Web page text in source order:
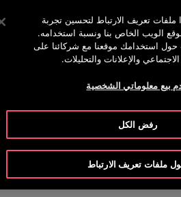
إبحث القائمة
Otis Terms of Use
تعريف الارتباط لتحسين تجربة
الويب الخاص بنا ونسبة استخدامه.
استخدامك موقعنا مع شركائنا على
والإعلانات والتحليلات.
بيع معلوماتي الشخصية
رفض الكل
ملفات تعريف الارتباط